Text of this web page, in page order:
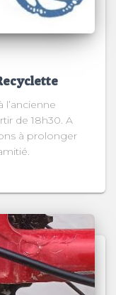
l’ancienne
de 18h30. A
à prolonger